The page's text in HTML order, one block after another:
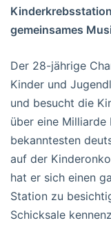
gemeinsames
Der 28-jährige
Kinder und
und besucht die
über eine
bekanntesten
auf der
hat er sich einen
Station zu
Schicksale